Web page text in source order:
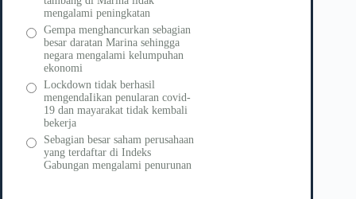
mengalami peningkatan
Gempa menghancurkan sebagian
besar daratan Marina sehingga
negara mengalami kelumpuhan
ekonomi
Lockdown tidak berhasil
mengendaIikan penularan covid-
19 dan mayarakat tidak kembali
bekerja
Sebagian besar saham perusahaan
yang terdaftar di Indeks
Gabungan mengalami penurunan